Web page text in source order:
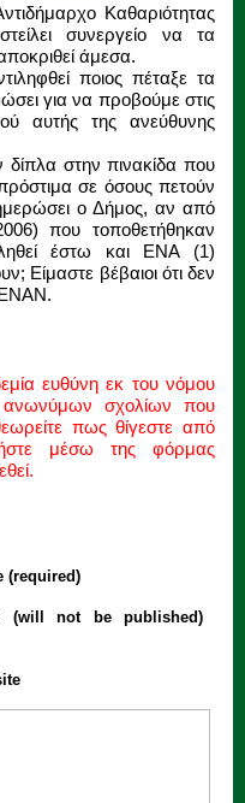
Καθαριότητας
συνεργείο να τα
άμεσα.
ποιος πέταξε τα
για να προβούμε στις
αυτής της ανεύθυνης
δίπλα στην πινακίδα που
σε όσους πετούν
ο Δήμος, αν από
που τοποθετήθηκαν
έστω και ΕΝΑ (1)
Είμαστε βέβαιοι ότι δεν
ευθύνη εκ του νόμου
σχολίων που
πως θίγεστε από
μέσω της φόρμας
(required)
(will not be published)